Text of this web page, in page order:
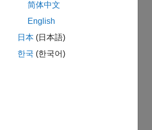
简体中文
English
日本 (日本語)
한국 (한국어)